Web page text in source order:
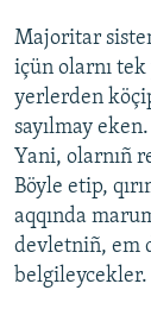
Majoritar
içün olarnı
yerlerden
sayılmay
Yani, olarnıñ
Böyle etip,
aqqında
devletniñ, em
belgileycekler.